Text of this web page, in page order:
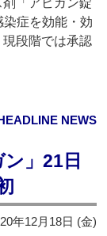
「アビガン錠
症を効能・効
段階では承認
NEWS
ン」21日
年12月18日 (金)